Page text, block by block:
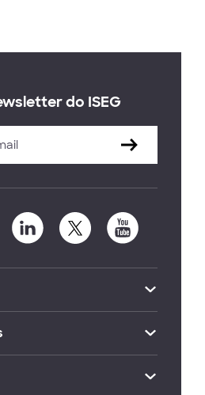
do ISEG